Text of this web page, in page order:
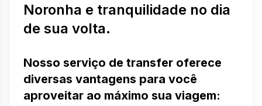
Noronha e tranquilidade no dia
de sua volta.
Nosso serviço de transfer oferece
diversas vantagens para você
aproveitar ao máximo sua viagem: